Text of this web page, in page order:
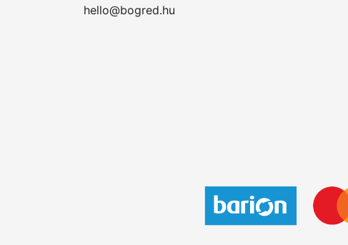
hello@bogred.hu